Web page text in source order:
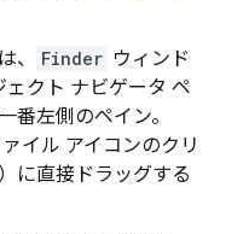
、
Finder ウィンド
クト ナビゲータ ペ
番左側のペイン。
イル アイコンのクリ
に直接ドラッグする